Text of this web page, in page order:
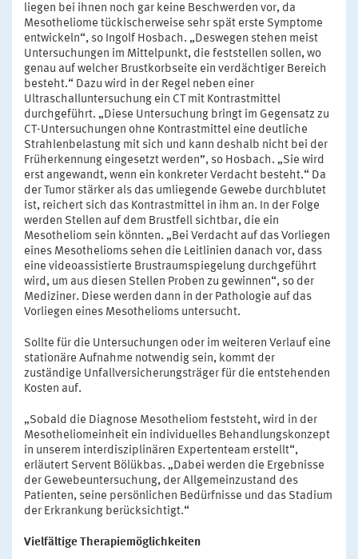
liegen bei ihnen noch gar keine Beschwerden vor, da
Mesotheliome tückischerweise sehr spät erste Symptome
entwickeln“, so Ingolf Hosbach. „Deswegen stehen meist
Untersuchungen im Mittelpunkt, die feststellen sollen, wo
genau auf welcher Brustkorbseite ein verdächtiger Bereich
besteht.“ Dazu wird in der Regel neben einer
Ultraschalluntersuchung ein CT mit Kontrastmittel
durchgeführt. „Diese Untersuchung bringt im Gegensatz zu
CT-Untersuchungen ohne Kontrastmittel eine deutliche
Strahlenbelastung mit sich und kann deshalb nicht bei der
Früherkennung eingesetzt werden”, so Hosbach. „Sie wird
erst angewandt, wenn ein konkreter Verdacht besteht.“ Da
der Tumor stärker als das umliegende Gewebe durchblutet
ist, reichert sich das Kontrastmittel in ihm an. In der Folge
werden Stellen auf dem Brustfell sichtbar, die ein
Mesotheliom sein könnten. „Bei Verdacht auf das Vorliegen
eines Mesothelioms sehen die Leitlinien danach vor, dass
eine videoassistierte Brustraumspiegelung durchgeführt
wird, um aus diesen Stellen Proben zu gewinnen“, so der
Mediziner. Diese werden dann in der Pathologie auf das
Vorliegen eines Mesothelioms untersucht.
Sollte für die Untersuchungen oder im weiteren Verlauf eine
stationäre Aufnahme notwendig sein, kommt der
zuständige Unfallversicherungsträger für die entstehenden
Kosten auf.
„Sobald die Diagnose Mesotheliom feststeht, wird in der
Mesotheliomeinheit ein individuelles Behandlungskonzept
in unserem interdisziplinären Expertenteam erstellt“,
erläutert Servent Bölükbas. „Dabei werden die Ergebnisse
der Gewebeuntersuchung, der Allgemeinzustand des
Patienten, seine persönlichen Bedürfnisse und das Stadium
der Erkrankung berücksichtigt.“
Vielfältige Therapiemöglichkeiten